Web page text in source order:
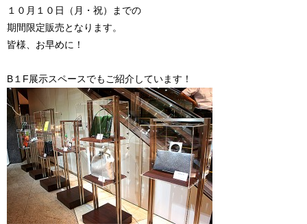
１０月１０日（月・祝）までの
期間限定販売となります。
皆様、お早めに！
B１F展示スペースでもご紹介しています！